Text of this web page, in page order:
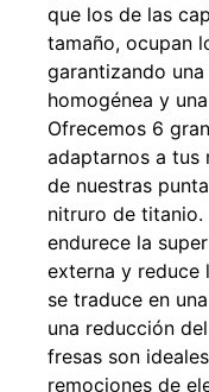
que los de las
tamaño, ocupan
garantizando
homogénea y
Ofrecemos 6
adaptarnos a tus
de nuestras
nitruro de
endurece la
externa y reduce
se traduce en
una reducción
fresas son
remociones de